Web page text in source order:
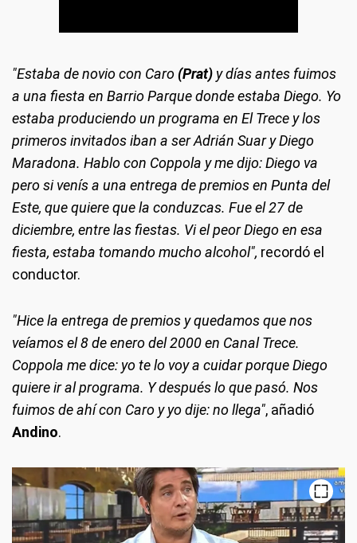
"Estaba de novio con Caro (Prat) y días antes fuimos
a una fiesta en Barrio Parque donde estaba Diego. Yo
estaba produciendo un programa en El Trece y los
primeros invitados iban a ser Adrián Suar y Diego
Maradona. Hablo con Coppola y me dijo: Diego va
pero si venís a una entrega de premios en Punta del
Este, que quiere que la conduzcas. Fue el 27 de
diciembre, entre las fiestas. Vi el peor Diego en esa
fiesta, estaba tomando mucho alcohol", recordó el
conductor.
"Hice la entrega de premios y quedamos que nos
veíamos el 8 de enero del 2000 en Canal Trece.
Coppola me dice: yo te lo voy a cuidar porque Diego
quiere ir al programa. Y después lo que pasó. Nos
fuimos de ahí con Caro y yo dije: no llega", añadió
Andino.